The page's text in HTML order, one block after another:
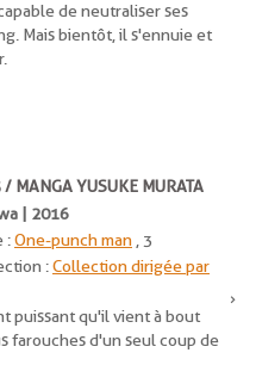
de neutraliser ses
Mais bientôt, il s'ennuie et
MANGA YUSUKE MURATA
| 2016
:One-punch man , 3
:Collection dirigée par
puissant qu'il vient à bout
farouches d'un seul coup de